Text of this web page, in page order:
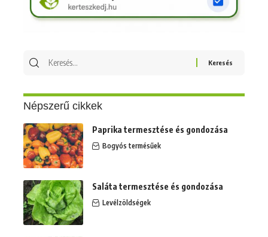
Keresés
Népszerű cikkek
Paprika termesztése és gondozása
Bogyós termésűek
Saláta termesztése és gondozása
Levélzöldségek